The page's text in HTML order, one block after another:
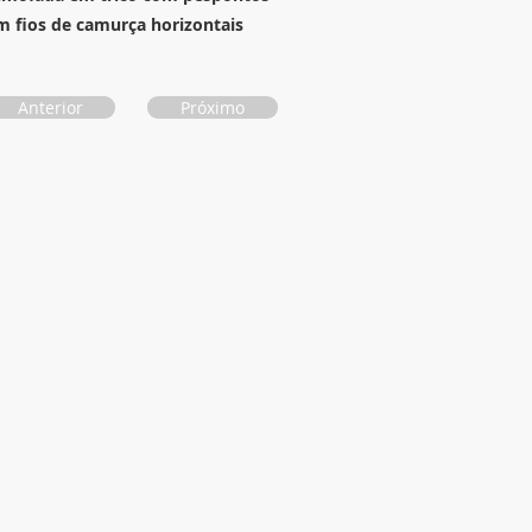
fios de camurça horizontais
Anterior Próximo